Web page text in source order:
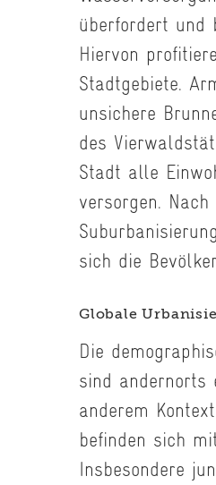
überfordert und
Hiervon
Stadtgebiete.
unsichere
des
Stadt alle
versorgen.
sich die
Globale
Die
sind
anderem
befinden sich
Insbesondere